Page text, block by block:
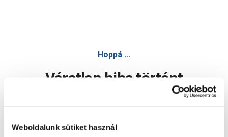
Weboldalunk sütiket használ
Hoppá ...
Váratlan hiba történt